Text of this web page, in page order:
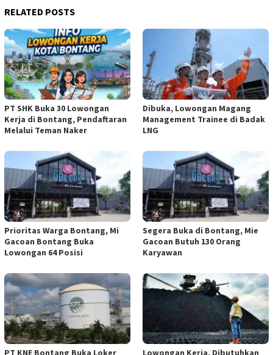
RELATED POSTS
PT SHK Buka 30 Lowongan
Kerja di Bontang, Pendaftaran
Melalui Teman Naker
Dibuka, Lowongan Magang
Management Trainee di Badak
LNG
Prioritas Warga Bontang, Mi
Gacoan Bontang Buka
Lowongan 64 Posisi
Segera Buka di Bontang, Mie
Gacoan Butuh 130 Orang
Karyawan
PT KNE Bontang Buka Loker
Lowongan Kerja, Dibutuhkan